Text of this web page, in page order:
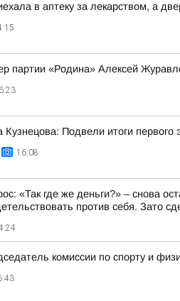
в аптеку за лекарством, а
партии «Родина» Алексей
Кузнецова: Подвели итоги первого
16:08
«Так где же деньги?» – снова
против себя. Зато
комиссии по спорту и